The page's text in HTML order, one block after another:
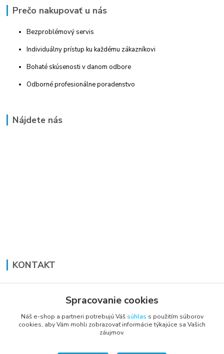
Prečo nakupovať u nás
Bezproblémový servis
Individuálny prístup ku každému zákazníkovi
Bohaté skúsenosti v danom odbore
Odborné profesionálne poradenstvo
Nájdete nás
KONTAKT
+421 948 711 774
vsetkoprenabytok@gmail.com
Spracovanie cookies
Náš e-shop a partneri potrebujú Váš súhlas s použitím súborov
cookies, aby Vám mohli zobrazovať informácie týkajúce sa Vašich
záujmov.